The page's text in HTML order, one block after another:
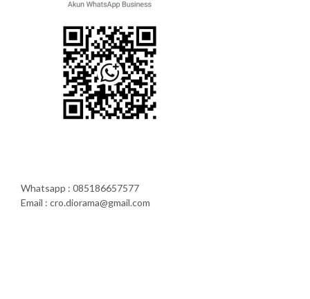
Whatsapp : 085186657577
Email : cro.diorama@gmail.com